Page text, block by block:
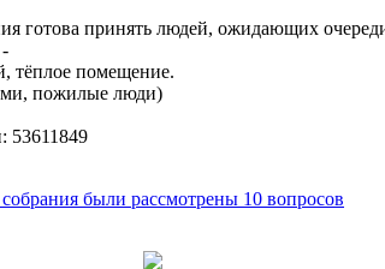
готова принять людей, ожидающих
тёплое помещение.
пожилые люди)
53611849
были рассмотрены 10 вопросов